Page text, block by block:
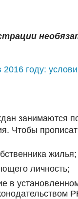
году:
Чтобы
жилья;
личность;
в